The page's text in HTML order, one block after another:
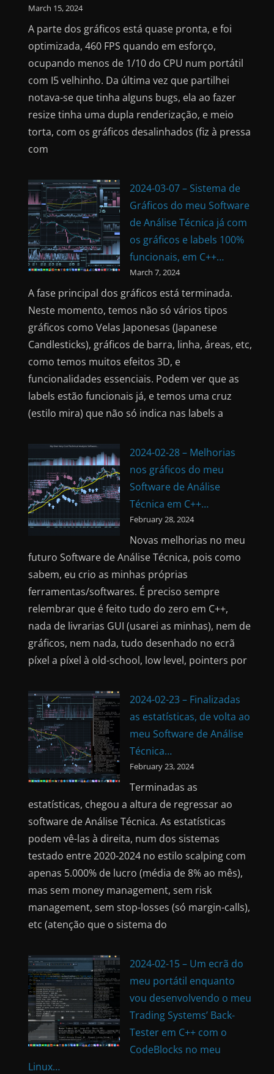
March 15, 2024
A parte dos gráficos está quase pronta, e foi
optimizada, 460 FPS quando em esforço,
ocupando menos de 1/10 do CPU num portátil
com I5 velhinho. Da última vez que partilhei
notava-se que tinha alguns bugs, ela ao fazer
resize tinha uma dupla renderização, e meio
torta, com os gráficos desalinhados (fiz à pressa
com
2024-03-07 – Sistema de
Gráficos do meu Software
de Análise Técnica já com
os gráficos e labels 100%
funcionais, em C++…
March 7, 2024
A fase principal dos gráficos está terminada.
Neste momento, temos não só vários tipos
gráficos como Velas Japonesas (Japanese
Candlesticks), gráficos de barra, linha, áreas, etc,
como temos muitos efeitos 3D, e
funcionalidades essenciais. Podem ver que as
labels estão funcionais já, e temos uma cruz
(estilo mira) que não só indica nas labels a
2024-02-28 – Melhorias
nos gráficos do meu
Software de Análise
Técnica em C++…
February 28, 2024
Novas melhorias no meu
futuro Software de Análise Técnica, pois como
sabem, eu crio as minhas próprias
ferramentas/softwares. É preciso sempre
relembrar que é feito tudo do zero em C++,
nada de livrarias GUI (usarei as minhas), nem de
gráficos, nem nada, tudo desenhado no ecrã
píxel a píxel à old-school, low level, pointers por
2024-02-23 – Finalizadas
as estatísticas, de volta ao
meu Software de Análise
Técnica…
February 23, 2024
Terminadas as
estatísticas, chegou a altura de regressar ao
software de Análise Técnica. As estatísticas
podem vê-las à direita, num dos sistemas
testado entre 2020-2024 no estilo scalping com
apenas 5.000% de lucro (média de 8% ao mês),
mas sem money management, sem risk
management, sem stop-losses (só margin-calls),
etc (atenção que o sistema do
2024-02-15 – Um ecrã do
meu portátil enquanto
vou desenvolvendo o meu
Trading Systems’ Back-
Tester em C++ com o
CodeBlocks no meu
Linux…